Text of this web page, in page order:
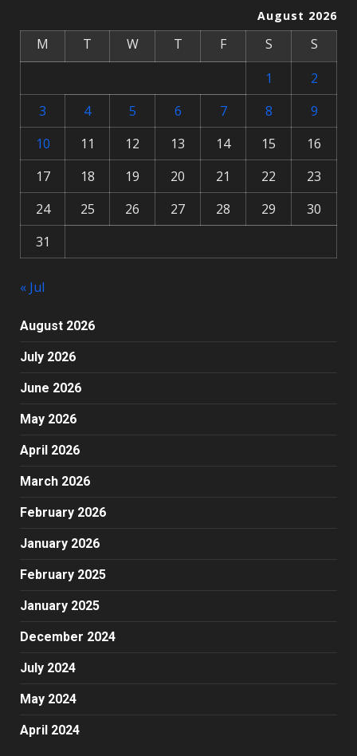
August 2026
M T W T F S
S
1
2
3
4 5 6 7 8
9
10
11 12 13 14 15
16
17
18 19 20 21 22
23
24
25 26 27 28 29
30
31
« Jul
August 2026
July 2026
June 2026
May 2026
April 2026
March 2026
February 2026
January 2026
February 2025
January 2025
December 2024
July 2024
May 2024
April 2024